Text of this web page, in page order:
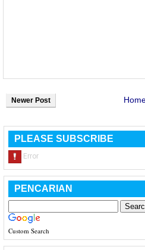
Newer Post
PLEASE SUBSCRIBE
PENCARIAN
Custom Search